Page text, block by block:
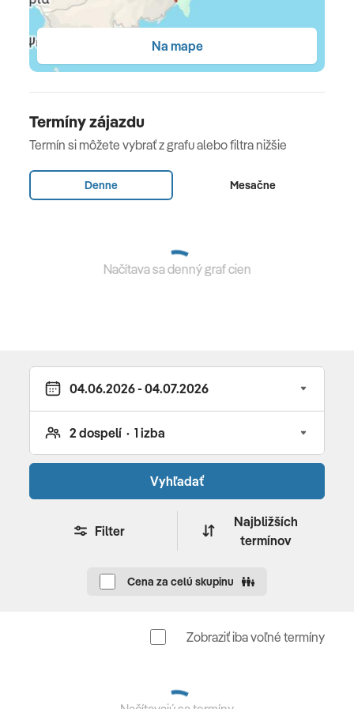
Stravovanie
all inclusive
raňajky (7:30 – 10:30 h), obedy (12:30 – 14:30 h) a
večere (19:00 – 22:00 h) formou bohatých bufetových
stolov • studené snacky počas dňa • káva, čaj, koláče vo
vyhradených časoch • miestne alkoholické a
nealkoholické nápoje v určených baroch (10:00 -23:00
Vybavenie a služby hotela
vynikajúca strava v hlavnej reštaurácii Olympus s
výhľadom na záliv • taverna Dionysos - à la carte
poplatok
vonkajší bazén pre dospelých • bazény pre deti
ŠPORT & ZÁBAVA
stolný tenis (za depozit) • plážový volejbal • futbal •
bedminton • joga • strečing • pilates • aqua gym
Dovolenka s 2 slovenskými animátormi v období
Viac info sa dozviete v detailnom popise
Na mape
Termíny zájazdu
Termín si môžete vybrať z grafu alebo filtra nižšie
Denne Mesačne
Načítava sa denný graf cien
Vyhľadať
Filter
Najbližších
termínov
Cena za celú skupinu
Zobraziť iba voľné termíny